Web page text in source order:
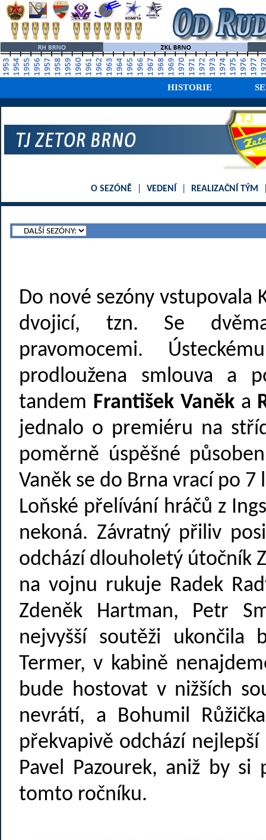
HISTORIE
O SEZÓNĚ VEDENÍ REALIZAČNÍ TÝM
Do nové sezóny
dvojicí, tzn. Se
pravomocemi.
prodloužena smlouva a
tandem František Vaněka
jednalo o premiéru na
poměrně úspěšné
Vaněk se do Brna vrací po 7
Loňské přelívání hráčů z
nekoná. Závratný přiliv
odchází dlouholetý útočník
na vojnu rukuje Radek
Zdeněk Hartman, Petr
nejvyšší soutěži ukončila
Termer, v kabině
bude hostovat v nižších
nevrátí, a Bohumil
překvapivě odchází
Pavel Pazourek, aniž by
tomto ročníku.